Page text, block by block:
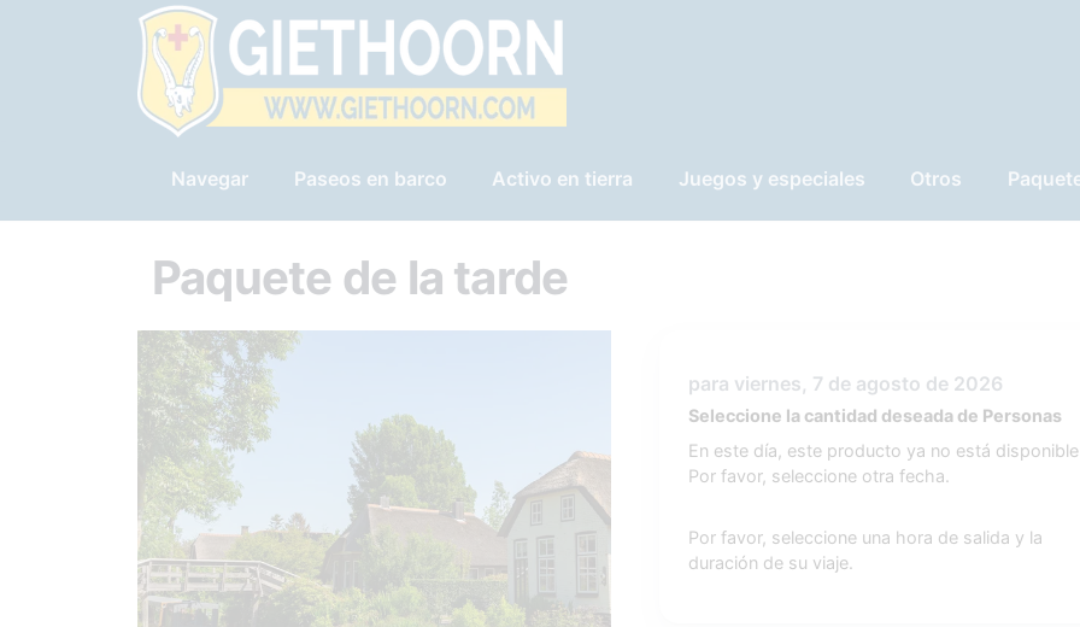
Navegar Paseos en barco Activo en tierra Juegos y especiales Otros
Paquete de la tarde
para viernes, 7 de agosto de 2026
Seleccione la cantidad deseada de Personas
En este día, este producto ya no está
Por favor, seleccione otra fecha.
Por favor, seleccione una hora de salida y la
duración de su viaje.